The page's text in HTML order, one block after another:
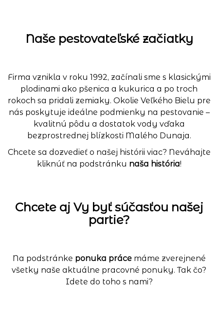
Naše pestovateľské začiatky
Firma vznikla v roku 1992, začínali sme s klasickými
plodinami ako pšenica a kukurica a po troch
rokoch sa pridali zemiaky. Okolie Veľkého Bielu pre
nás poskytuje ideálne podmienky na pestovanie –
kvalitnú pôdu a dostatok vody vďaka
bezprostrednej blízkosti Malého Dunaja.
Chcete sa dozvedieť o našej histórii viac? Neváhajte
kliknúť na podstránku naša história!
Chcete aj Vy byť súčasťou našej
partie?
Na podstránke ponuka prácemáme zverejnené
všetky naše aktuálne pracovné ponuky. Tak čo?
Idete do toho s nami?